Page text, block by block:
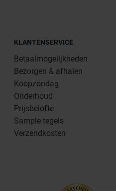
KLANTENSERVICE
Betaalmogelijkheden
Bezorgen & afhalen
Koopzondag
Onderhoud
Prijsbelofte
Sample tegels
Verzendkosten